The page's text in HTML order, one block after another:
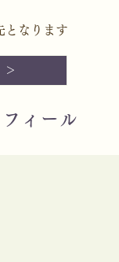
となります
＞
ィール